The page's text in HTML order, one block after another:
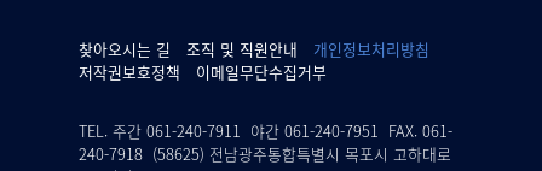
찾아오시는 길 조직 및 직원안내
개인정보처리방침
저작권보호정책
이메일무단수집거부
TEL. 주간 061-240-7911 야간 061-240-7951 FAX. 061-
240-7918 (58625) 전남광주통합특별시 목포시 고하대로